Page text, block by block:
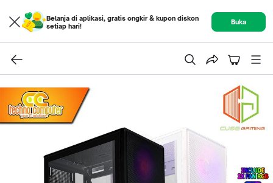
Belanja di aplikasi, gratis ongkir & kupon diskon
setiap hari!
Buka